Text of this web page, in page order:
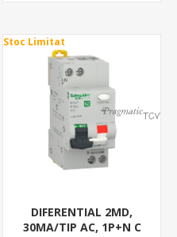
Stoc Limitat
DIFERENTIAL 2MD,
30MA/TIP AC, 1P+N C